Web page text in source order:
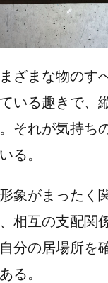
ざまな物のす
いる趣きで、
それが気持ち
る。
象がまったく
相互の支配関
分の居場所を
る。